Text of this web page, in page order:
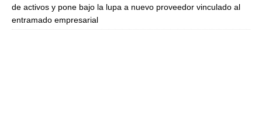
de activos y pone bajo la lupa a nuevo proveedor vinculado al
entramado empresarial